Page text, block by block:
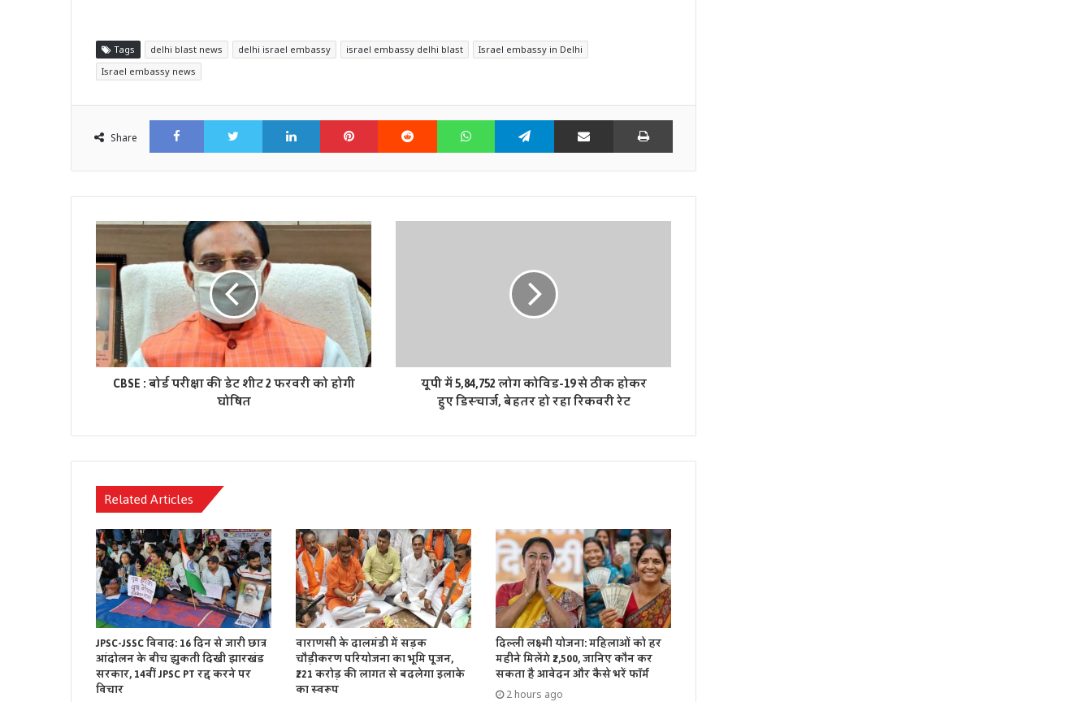
Tags delhi blast news delhi israel embassy israel embassy delhi blast
Israel embassy in Delhi
Israel embassy news
Share
FacebookTwitter LinkedIn Pinterest Reddit WhatsAppTelegram Share via Email Print
CBSE : बोर्ड परीक्षा की डेट शीट 2 फरवरी को होगी
घोषित
यूपी में 5,84,752 लोग कोविड-19 से ठीक होकर
हुए डिस्चार्ज, बेहतर हो रहा रिकवरी रेट
Related Articles
JPSC-JSSC विवाद: 16 दिन से जारी छात्र
आंदोलन के बीच झुकती दिखी झारखंड
सरकार, 14वीं JPSC PT रद्द करने पर
विचार
वाराणसी के दालमंडी में सड़क
चौड़ीकरण परियोजना का भूमि पूजन,
₹221 करोड़ की लागत से बदलेगा इलाके
का स्वरूप
दिल्ली लक्ष्मी योजना: महिलाओं को हर
महीने मिलेंगे ₹2,500, जानिए कौन कर
सकता है आवेदन और कैसे भरें फॉर्म
2 hours ago